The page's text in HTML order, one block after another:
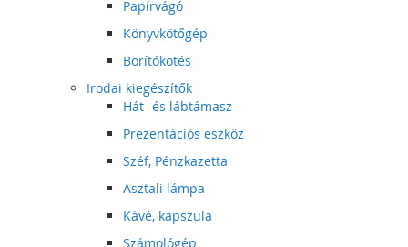
Papírvágó
Könyvkötőgép
Borítókötés
Irodai kiegészítők
Hát- és lábtámasz
Prezentációs eszköz
Széf, Pénzkazetta
Asztali lámpa
Kávé, kapszula
Számológép